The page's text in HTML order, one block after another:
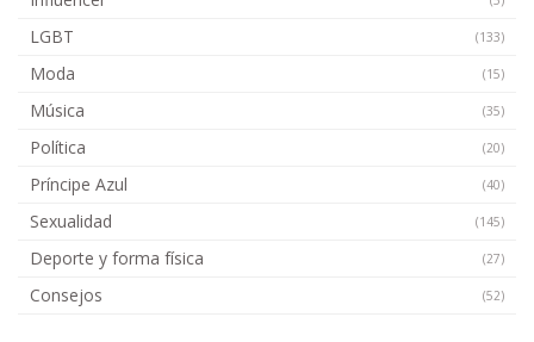
LGBT (133)
Moda (15)
Música (35)
Política (20)
Príncipe Azul (40)
Sexualidad (145)
Deporte y forma física (27)
Consejos (52)